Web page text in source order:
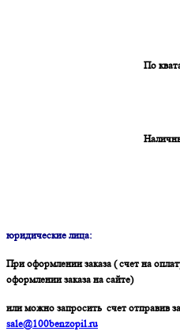
По
юридические лица:
При оформлении заказа ( счет на
оформлении заказа на сайте)
или можно запросить счет отправив
sale@100benzopil.ru